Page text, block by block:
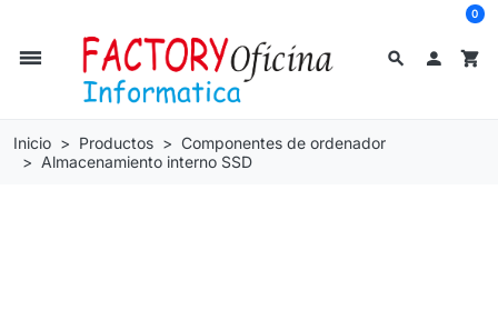
search
dehaze  shopping_cart
0
Inicio Productos
Componentes de ordenador
Almacenamiento interno SSD